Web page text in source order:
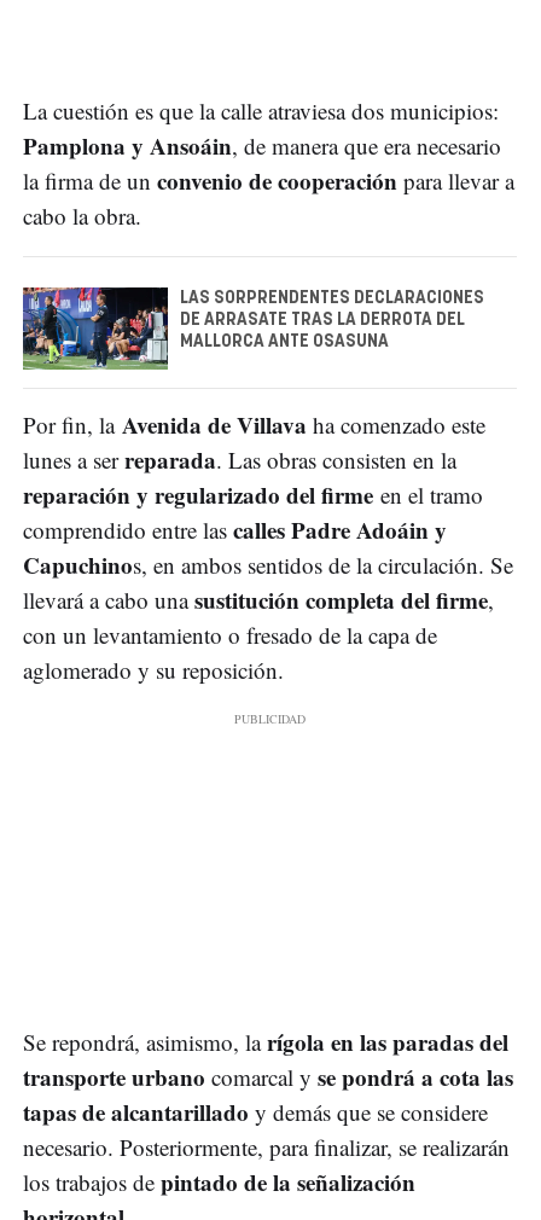
La cuestión es que la calle atraviesa dos municipios:
Pamplona y Ansoáin, de manera que era necesario
la firma de un convenio de cooperación para llevar a
cabo la obra.
LAS SORPRENDENTES DECLARACIONES
DE ARRASATE TRAS LA DERROTA DEL
MALLORCA ANTE OSASUNA
Por fin, la Avenida de Villava ha comenzado este
lunes a serreparada. Las obras consisten en la
reparación y regularizado del firme en el tramo
comprendido entre las calles Padre Adoáin y
Capuchinos, en ambos sentidos de la circulación. Se
llevará a cabo unasustitución completa del firme,
con un levantamiento o fresado de la capa de
aglomerado y su reposición.
Se repondrá, asimismo, larígola en las paradas del
transporte urbano comarcal y se pondrá a cota las
tapas de alcantarillado y demás que se considere
necesario. Posteriormente, para finalizar, se realizarán
los trabajos de pintado de la señalización